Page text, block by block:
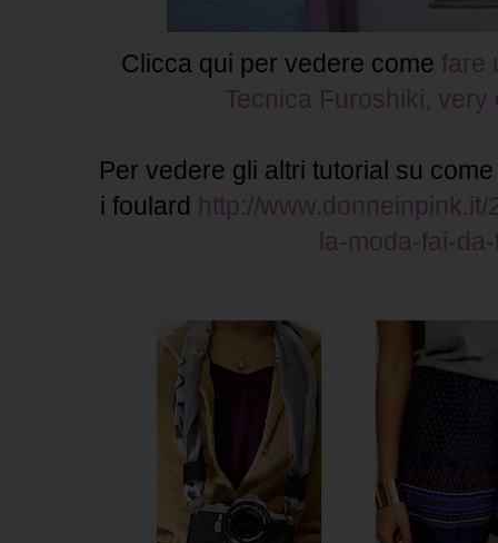
Clicca qui per vedere come fare
Tecnica Furoshiki, very
Per vedere gli altri tutorial su
i foulard http://
la-moda-fai-